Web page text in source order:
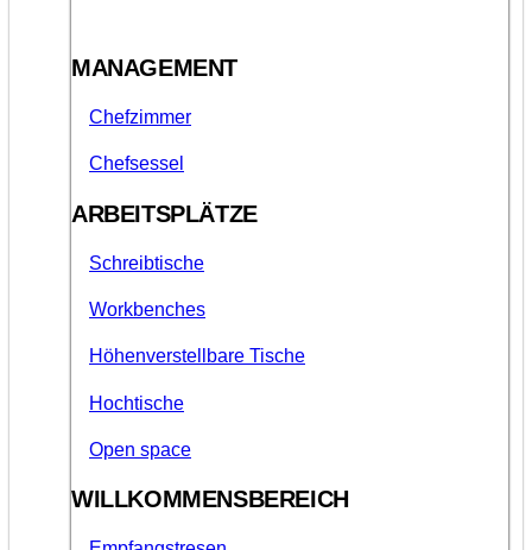
MANAGEMENT
Chefzimmer
Chefsessel
ARBEITSPLÄTZE
Schreibtische
Workbenches
Höhenverstellbare Tische
Hochtische
Open space
WILLKOMMENSBEREICH